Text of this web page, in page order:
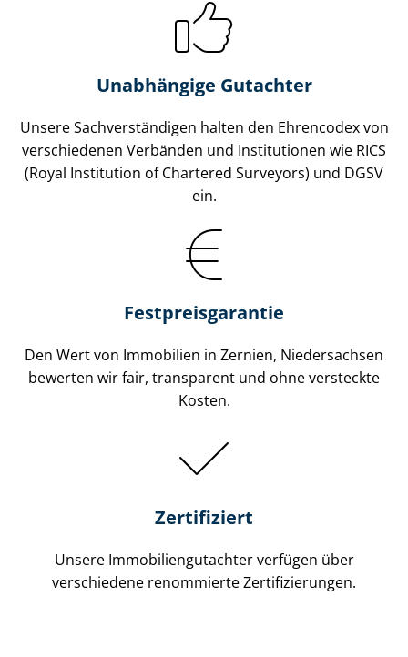
Unabhängige Gutachter
Unsere Sach­ver­stän­di­gen halten den Ehrencodex von
verschiedenen Verbänden und Institutionen wie RICS
(Royal Institution of Chartered Surveyors) und DGSV
ein.
Festpreis​garantie
Den Wert von Immobilien in Zernien, Niedersachsen
bewerten wir fair, transparent und ohne versteckte
Kosten.
Zertifiziert
Unsere Immobilien­gutachter verfügen über
verschiedene renommierte Zer­ti­fi­zie­run­gen.